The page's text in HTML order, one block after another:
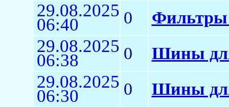
29.08.2025
06:40 0 Фильтры
29.08.2025
06:38 0 Шины
29.08.2025
06:30 0 Шины